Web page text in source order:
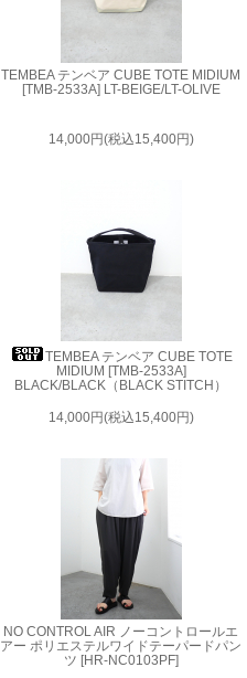
TEMBEA テンベア CUBE TOTE MIDIUM
[TMB-2533A] LT-BEIGE/LT-OLIVE
14,000円(税込15,400円)
TEMBEA テンベア CUBE TOTE
MIDIUM [TMB-2533A]
BLACK/BLACK（BLACK STITCH）
14,000円(税込15,400円)
NO CONTROL AIR ノーコントロールエ
アー ポリエステルワイドテーパードパン
ツ [HR-NC0103PF]